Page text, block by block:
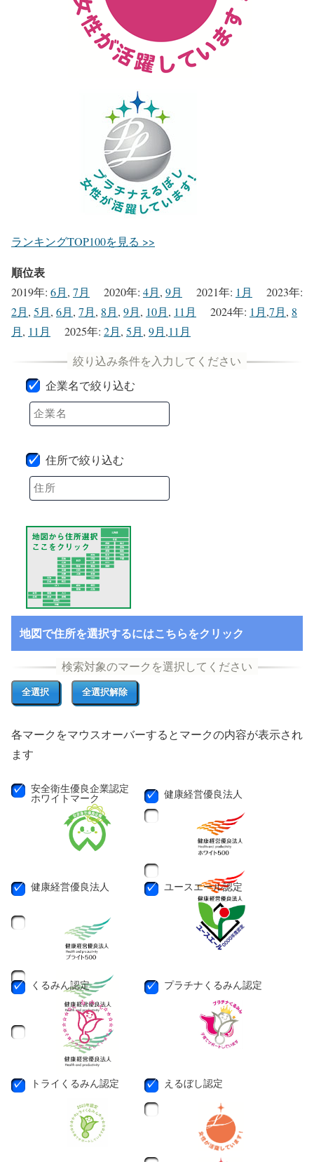
ランキングTOP100を見る >>
順位表
2019年: 6月, 7月 2020年: 4月, 9月 2021年: 1月 2023年:
2月, 5月, 6月, 7月, 8月, 9月, 10月, 11月 2024年: 1月,7月, 8
月, 11月 2025年: 2月, 5月, 9月,11月
企業名で絞り込む
住所で絞り込む
地図で住所を選択するにはこちらをクリック
各マークをマウスオーバーするとマークの内容が表示され
ます
安全衛生優良企業認定
ホワイトマーク 健康経営優良法人
健康経営優良法人 ユースエール認定
くるみん認定 プラチナくるみん認定
トライくるみん認定 えるぼし認定